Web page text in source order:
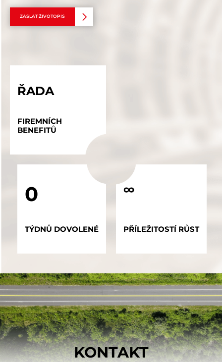
ZASLAT ŽIVOTOPIS
ŘADA
FIREMNÍCH
BENEFITŮ
0
TÝDNŮ DOVOLENÉ
∞
PŘÍLEŽITOSTÍ RŮST
KONTAKT